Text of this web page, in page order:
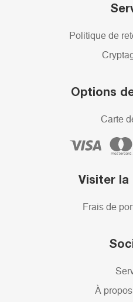
Politique de
Options
Carte
Visiter la
Frais de
À